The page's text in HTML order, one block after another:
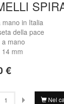
mano in Italia
della pace
a mano
14 mm
€
Nel